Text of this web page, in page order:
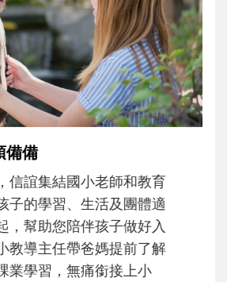
長當爸爸！男人總是在一次
的體驗中，跟著孩子一起長
感的肢體遊戲，到獨立自
解決問題的能力養成。爸爸
模樣，參與孩子每個重要的